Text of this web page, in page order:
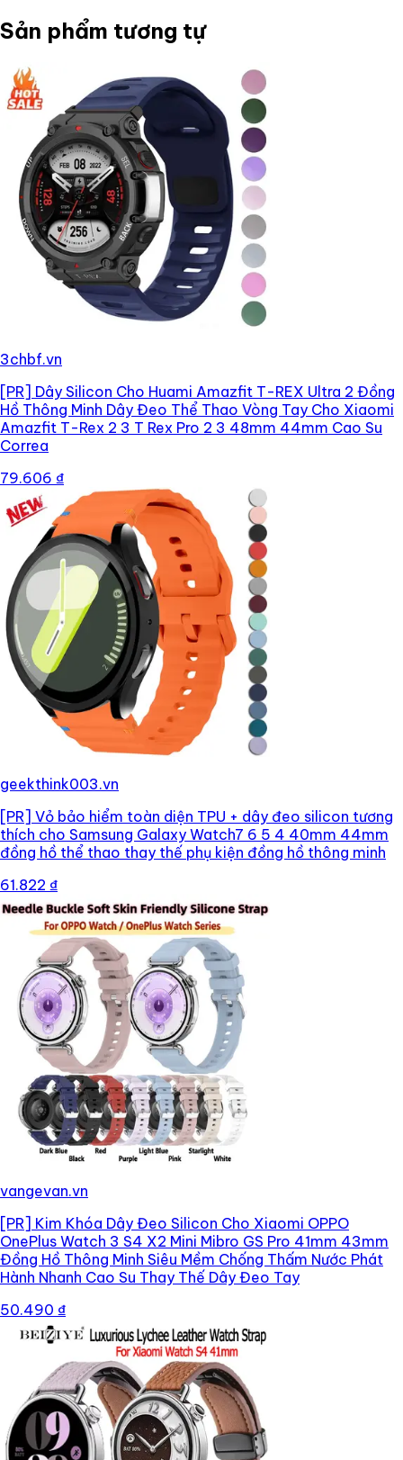
Sản phẩm tương tự
3chbf.vn
[PR] Dây Silicon Cho Huami Amazfit T-REX Ultra 2 Đồng
Hồ Thông Minh Dây Đeo Thể Thao Vòng Tay Cho Xiaomi
Amazfit T-Rex 2 3 T Rex Pro 2 3 48mm 44mm Cao Su
Correa
79.606 ₫
geekthink003.vn
[PR] Vỏ bảo hiểm toàn diện TPU + dây đeo silicon tương
thích cho Samsung Galaxy Watch7 6 5 4 40mm 44mm
đồng hồ thể thao thay thế phụ kiện đồng hồ thông minh
61.822 ₫
vangevan.vn
[PR] Kim Khóa Dây Đeo Silicon Cho Xiaomi OPPO
OnePlus Watch 3 S4 X2 Mini Mibro GS Pro 41mm 43mm
Đồng Hồ Thông Minh Siêu Mềm Chống Thấm Nước Phát
Hành Nhanh Cao Su Thay Thế Dây Đeo Tay
50.490 ₫